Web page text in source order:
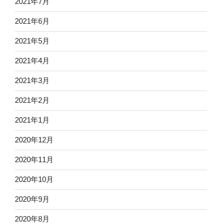
2021年6月
2021年5月
2021年4月
2021年3月
2021年2月
2021年1月
2020年12月
2020年11月
2020年10月
2020年9月
2020年8月